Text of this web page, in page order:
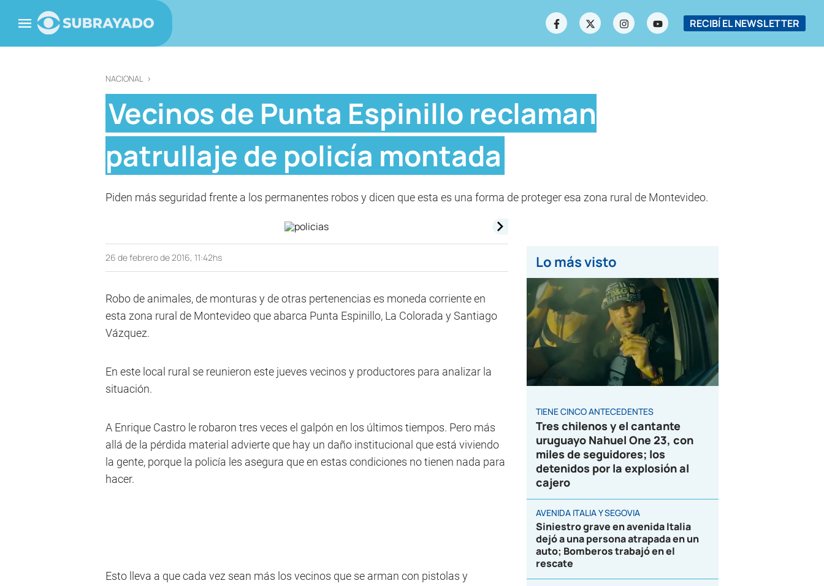
RECIBÍ EL NEWSLETTER
NACIONAL >
Vecinos de Punta Espinillo reclaman
patrullaje de policía montada
Piden más seguridad frente a los permanentes robos y dicen que esta es una forma de proteger esa zona rural de Montevideo.
26 de febrero de 2016, 11:42hs
Robo de animales, de monturas y de otras pertenencias es moneda corriente en
esta zona rural de Montevideo que abarca Punta Espinillo, La Colorada y Santiago
Vázquez.
En este local rural se reunieron este jueves vecinos y productores para analizar la
situación.
A Enrique Castro le robaron tres veces el galpón en los últimos tiempos. Pero más
allá de la pérdida material advierte que hay un daño institucional que está viviendo
la gente, porque la policía les asegura que en estas condiciones no tienen nada para
hacer.
Esto lleva a que cada vez sean más los vecinos que se arman con pistolas y
Lo más visto
TIENE CINCO ANTECEDENTES
Tres chilenos y el cantante
uruguayo Nahuel One 23, con
miles de seguidores; los
detenidos por la explosión al
cajero
AVENIDA ITALIA Y SEGOVIA
Siniestro grave en avenida Italia
dejó a una persona atrapada en un
auto; Bomberos trabajó en el
rescate